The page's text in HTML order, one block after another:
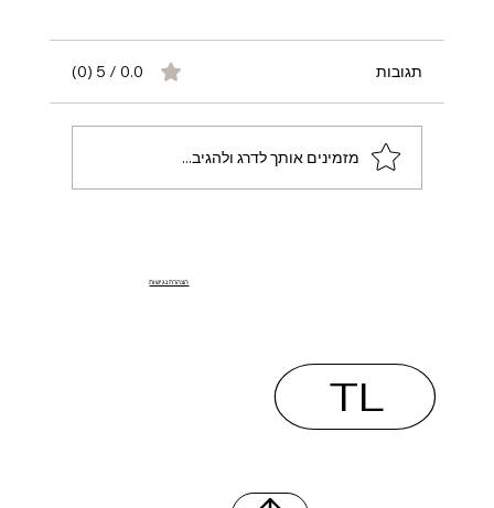
תגובות 0.0 / 5 ‏(0)
מזמינים אותך לדרג ולהגיב...
TL
הצהרת נגישות